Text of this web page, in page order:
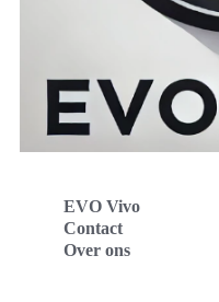
EVO Vivo
Contact
Over ons